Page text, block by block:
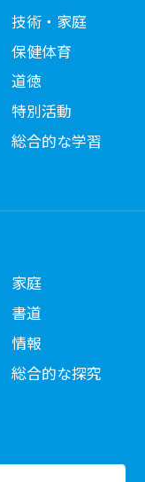
技術・家庭
保健体育
道徳
特別活動
総合的な学習
家庭
書道
情報
総合的な探究